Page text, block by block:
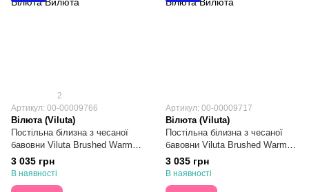
2
Артикул: 00-00009766
Вілюта (Viluta)
Постільна білизна з чесаної
бавовни Viluta Brushed Warm
Cotton №18 Євро
3 035 грн
В наявності
Артикул: 00-00009717
Вілюта (Viluta)
Постільна білизна з чесаної
бавовни Viluta Brushed Warm
Cotton №14 Євро
3 035 грн
В наявності